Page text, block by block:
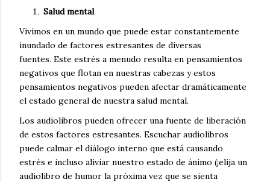
Salud mental
Vivimos en un mundo que puede estar constantemente
inundado de factores estresantes de diversas
fuentes. Este estrés a menudo resulta en pensamientos
negativos que flotan en nuestras cabezas y estos
pensamientos negativos pueden afectar dramáticamente
el estado general de nuestra salud mental.
Los audiolibros pueden ofrecer una fuente de liberación
de estos factores estresantes. Escuchar audiolibros
puede calmar el diálogo interno que está causando
estrés e incluso aliviar nuestro estado de ánimo (¡elija un
audiolibro de humor la próxima vez que se sienta